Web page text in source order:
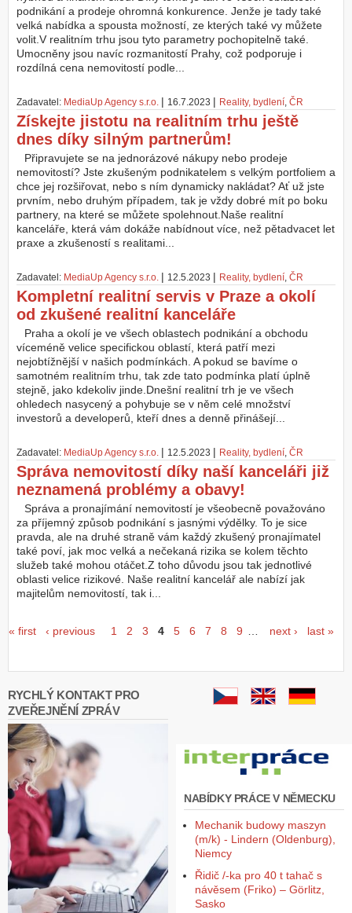
podnikání a prodeje ohromná konkurence. Jenže je tady také
velká nabídka a spousta možností, ze kterých také vy můžete
volit.V realitním trhu jsou tyto parametry pochopitelně také.
Umocněny jsou navíc rozmanitostí Prahy, což podporuje i
rozdílná cena nemovitostí podle...
Zadavatel: MediaUp Agency s.r.o. | 16.7.2023 | Reality, bydlení, ČR
Získejte jistotu na realitním trhu ještě
dnes díky silným partnerům!
Připravujete se na jednorázové nákupy nebo prodeje
nemovitostí? Jste zkušeným podnikatelem s velkým portfoliem a
chce jej rozšiřovat, nebo s ním dynamicky nakládat? Ať už jste
prvním, nebo druhým případem, tak je vždy dobré mít po boku
partnery, na které se můžete spolehnout.Naše realitní
kanceláře, která vám dokáže nabídnout více, než pětadvacet let
praxe a zkušeností s realitami...
Zadavatel: MediaUp Agency s.r.o. | 12.5.2023 | Reality, bydlení, ČR
Kompletní realitní servis v Praze a okolí
od zkušené realitní kanceláře
Praha a okolí je ve všech oblastech podnikání a obchodu
víceméně velice specifickou oblastí, která patří mezi
nejobtížnější v našich podmínkách. A pokud se bavíme o
samotném realitním trhu, tak zde tato podmínka platí úplně
stejně, jako kdekoliv jinde.Dnešní realitní trh je ve všech
ohledech nasycený a pohybuje se v něm celé množství
investorů a developerů, kteří dnes a denně přinášejí...
Zadavatel: MediaUp Agency s.r.o. | 12.5.2023 | Reality, bydlení, ČR
Správa nemovitostí díky naší kanceláři již
neznamená problémy a obavy!
Správa a pronajímání nemovitostí je všeobecně považováno
za příjemný způsob podnikání s jasnými výdělky. To je sice
pravda, ale na druhé straně vám každý zkušený pronajímatel
také poví, jak moc velká a nečekaná rizika se kolem těchto
služeb také mohou otáčet.Z toho důvodu jsou tak jednotlivé
oblasti velice rizikové. Naše realitní kancelář ale nabízí jak
majitelům nemovitostí, tak i...
Seiten
« first ‹ previous 1 2 3 4 5 6 7 8 9 … next › last »
RYCHLÝ KONTAKT PRO
ZVEŘEJNĚNÍ ZPRÁV
NABÍDKY PRÁCE V NĚMECKU
Mechanik budowy maszyn
(m/k) - Lindern (Oldenburg),
Niemcy
Řidič /-ka pro 40 t tahač s
návěsem (Friko) – Görlitz,
Sasko